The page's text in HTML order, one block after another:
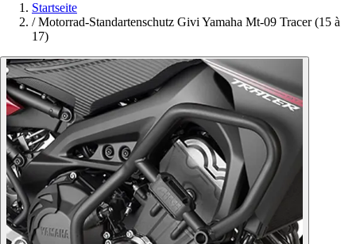
Startseite
/ Motorrad-Standartenschutz Givi Yamaha Mt-09 Tracer (15 à
17)